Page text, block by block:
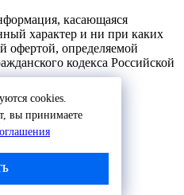
cookies.
вы принимаете
касающаяся
характер и ни при каких
офертой, определяемой
кодекса Российской